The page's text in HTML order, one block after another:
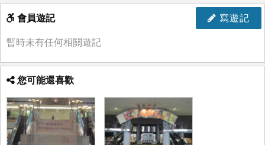
寫遊記
會員遊記
暫時未有任何相關遊記
您可能還喜歡